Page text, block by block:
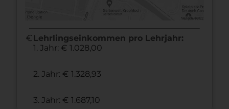
euro Lehrlingseinkommen pro Lehrjahr:
1. Jahr: € 1.028,00
2. Jahr: € 1.328,93
3. Jahr: € 1.687,10